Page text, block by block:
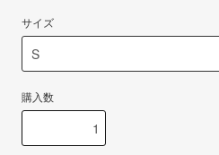
サイズ
購入数